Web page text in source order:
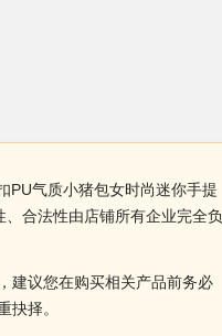
PU气质小猪包女时尚迷你手提
合法性由店铺所有企业完全负
建议您在购买相关产品前务必
抉择。